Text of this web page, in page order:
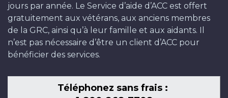
jours par année. Le Service d’aide d’ACC est offert
gratuitement aux vétérans, aux anciens membres
de la GRC, ainsi qu’à leur famille et aux aidants. Il
n’est pas nécessaire d’être un client d’ACC pour
bénéficier des services.
Téléphonez sans frais :